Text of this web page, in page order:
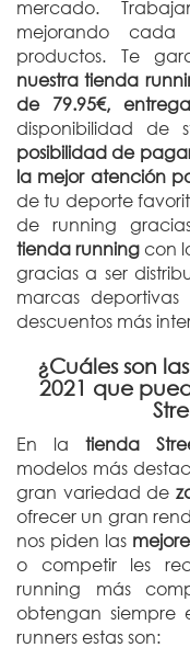
mercado.
mejorando
productos. Te
nuestra tienda
de 79.95€,
disponibilidad de
posibilidad de
la mejor atención
de tu deporte
de running
tienda runningcon
gracias a ser
marcas
descuentos más
¿Cuáles son
2021 que
En la tienda
modelos más
gran variedad de
ofrecer un gran
nos piden las
o competir les
running más
obtengan siempre
runners estas son: